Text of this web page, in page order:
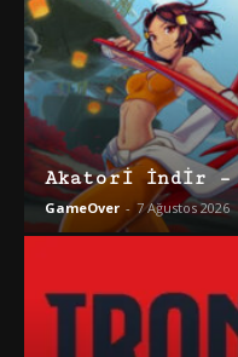
Akatori İndir –
GameOver - 7 Ağustos 2026